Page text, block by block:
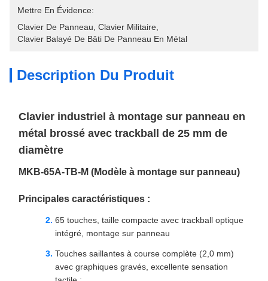
Mettre En Évidence:
Clavier De Panneau Clavier Militaire
Clavier Balayé De Bâti De Panneau En Métal
Description Du Produit
Clavier industriel à montage sur panneau en
métal brossé avec trackball de 25 mm de
diamètre
MKB-65A-TB-M (Modèle à montage sur panneau)
Principales caractéristiques :
65 touches, taille compacte avec trackball optique
intégré, montage sur panneau
Touches saillantes à course complète (2,0 mm)
avec graphiques gravés, excellente sensation